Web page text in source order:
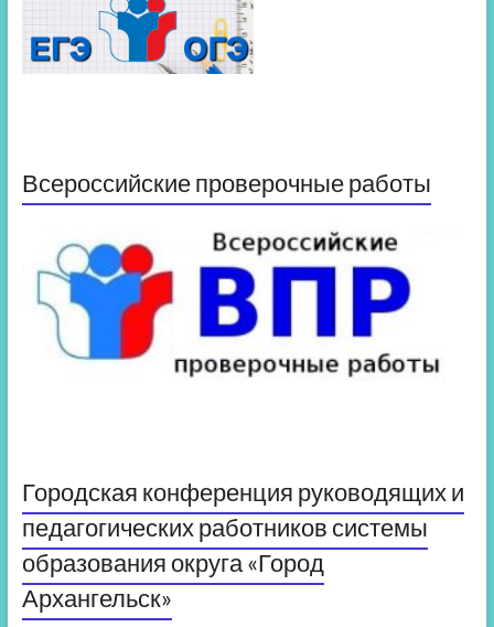
Всероссийские проверочные работы
Городская конференция руководящих и
педагогических работников системы
образования округа «Город
Архангельск»